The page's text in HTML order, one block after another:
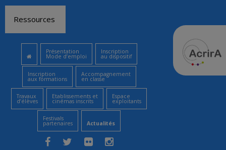
contenu
Ressources
Présentation
Mode d’emploi
Inscription
au dispositif
Inscription
aux formations
Accompagnement
en classe
Travaux
d’élèves
Etablissements et
cinémas inscrits
Espace
exploitants
Festivals
partenaires Actualités